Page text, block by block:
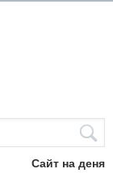
Сайт на деня